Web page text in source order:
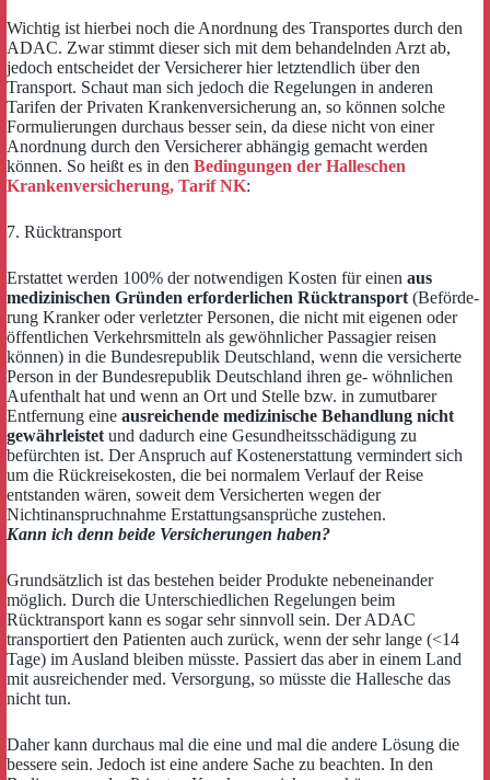
Wichtig ist hierbei noch die Anordnung des Transportes durch den
ADAC. Zwar stimmt dieser sich mit dem behandelnden Arzt ab,
jedoch entscheidet der Versicherer hier letztendlich über den
Transport. Schaut man sich jedoch die Regelungen in anderen
Tarifen der Privaten Krankenversicherung an, so können solche
Formulierungen durchaus besser sein, da diese nicht von einer
Anordnung durch den Versicherer abhängig gemacht werden
können. So heißt es in den Bedingungen der Halleschen
Krankenversicherung, Tarif NK:
7. Rücktransport
Erstattet werden 100% der notwendigen Kosten für einen aus
medizinischen Gründen erforderlichen Rücktransport(Beförde-
rung Kranker oder verletzter Personen, die nicht mit eigenen oder
öffentlichen Verkehrsmitteln als gewöhnlicher Passagier reisen
können) in die Bundesrepublik Deutschland, wenn die versicherte
Person in der Bundesrepublik Deutschland ihren ge- wöhnlichen
Aufenthalt hat und wenn an Ort und Stelle bzw. in zumutbarer
Entfernung eine ausreichende medizinische Behandlung nicht
gewährleistetund dadurch eine Gesundheitsschädigung zu
befürchten ist. Der Anspruch auf Kostenerstattung vermindert sich
um die Rückreisekosten, die bei normalem Verlauf der Reise
entstanden wären, soweit dem Versicherten wegen der
Nichtinanspruchnahme Erstattungsansprüche zustehen.
Kann ich denn beide Versicherungen haben?
Grundsätzlich ist das bestehen beider Produkte nebeneinander
möglich. Durch die Unterschiedlichen Regelungen beim
Rücktransport kann es sogar sehr sinnvoll sein. Der ADAC
transportiert den Patienten auch zurück, wenn der sehr lange (<14
Tage) im Ausland bleiben müsste. Passiert das aber in einem Land
mit ausreichender med. Versorgung, so müsste die Hallesche das
nicht tun.
Daher kann durchaus mal die eine und mal die andere Lösung die
bessere sein. Jedoch ist eine andere Sache zu beachten. In den